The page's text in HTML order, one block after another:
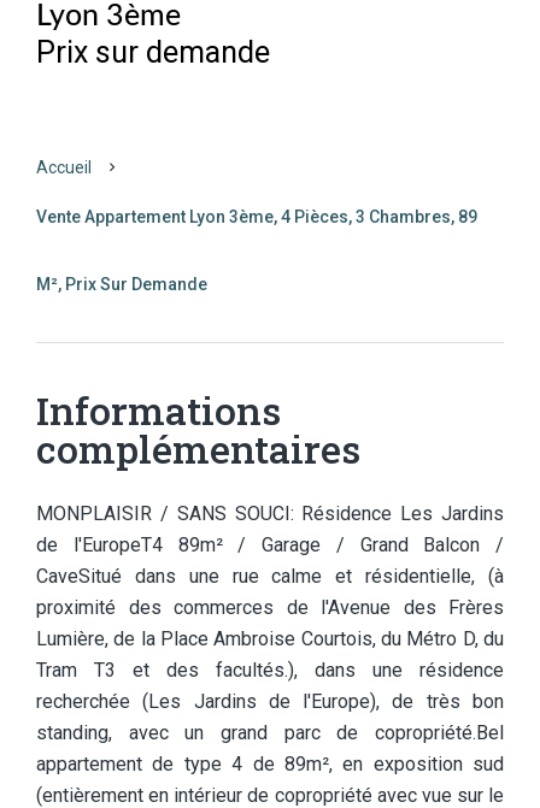
Lyon 3ème
Prix sur demande
Accueil
Vente Appartement Lyon 3ème, 4 Pièces, 3 Chambres, 89
M², Prix Sur Demande
Informations
complémentaires
MONPLAISIR / SANS SOUCI: Résidence Les Jardins
de l'EuropeT4 89m² / Garage / Grand Balcon /
CaveSitué dans une rue calme et résidentielle, (à
proximité des commerces de l'Avenue des Frères
Lumière, de la Place Ambroise Courtois, du Métro D, du
Tram T3 et des facultés.), dans une résidence
recherchée (Les Jardins de l'Europe), de très bon
standing, avec un grand parc de copropriété.Bel
appartement de type 4 de 89m², en exposition sud
(entièrement en intérieur de copropriété avec vue sur le